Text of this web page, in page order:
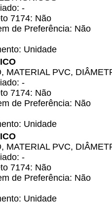
-
7174: Não
de Preferência: Não
Unidade
MATERIAL PVC,
-
7174: Não
de Preferência: Não
Unidade
MATERIAL PVC,
-
7174: Não
de Preferência: Não
Unidade